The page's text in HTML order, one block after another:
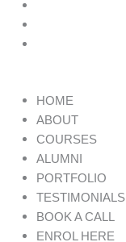
HOME
ABOUT
COURSES
ALUMNI
PORTFOLIO
TESTIMONIALS
BOOK A CALL
ENROL HERE